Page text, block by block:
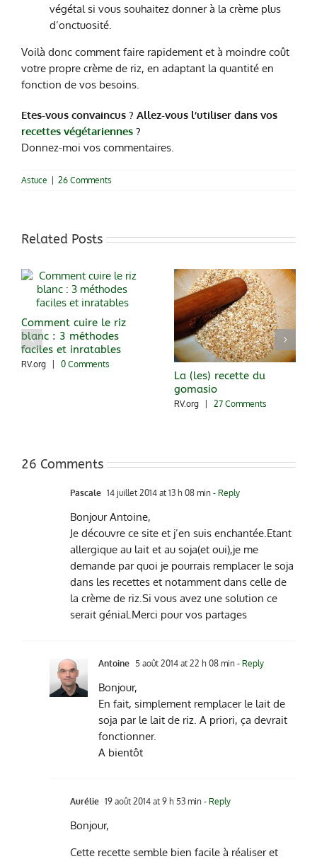
végétal si vous souhaitez donner à la crème plus
d’onctuosité.
Voilà donc comment faire rapidement et à moindre coût
votre propre crème de riz, en adaptant la quantité en
fonction de vos besoins.
Etes-vous convaincus ? Allez-vous l’utiliser dans vos
recettes végétariennes ?
Donnez-moi vos commentaires.
Astuce 26 Comments
Related Posts
Comment cuire le riz
blanc : 3 méthodes
faciles et inratables
RV.org 0 Comments
La (les) recette du
gomasio
RV.org 27 Comments
26 Comments
Pascale 14 juillet 2014 at 13 h 08 min - Reply
Bonjour Antoine,
Je découvre ce site et j’en suis enchantée.Etant
allergique au lait et au soja(et oui),je me
demande par quoi je pourrais remplacer le soja
dans les recettes et notamment dans celle de
la crème de riz.Si vous avez une solution ce
serait génial.Merci pour vos partages
Antoine 5 août 2014 at 22 h 08 min - Reply
Bonjour,
En fait, simplement remplacer le lait de
soja par le lait de riz. A priori, ça devrait
fonctionner.
A bientôt
Aurélie 19 août 2014 at 9 h 53 min - Reply
Bonjour,
Cette recette semble bien facile à réaliser et